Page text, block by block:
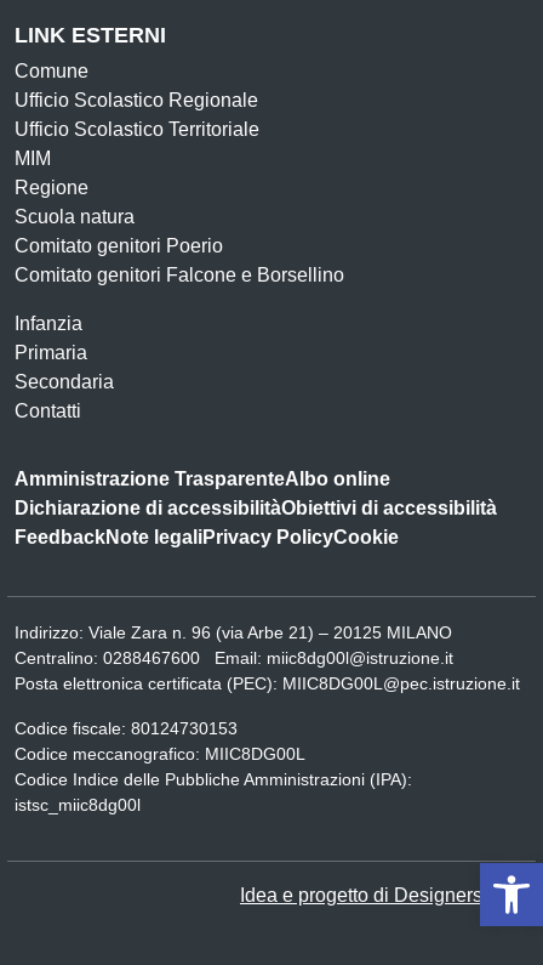
LINK ESTERNI
Comune
Ufficio Scolastico Regionale
Ufficio Scolastico Territoriale
MIM
Regione
Scuola natura
Comitato genitori Poerio
Comitato genitori Falcone e Borsellino
Infanzia
Primaria
Secondaria
Contatti
Amministrazione TrasparenteAlbo online
Dichiarazione di accessibilitàObiettivi di accessibilità
FeedbackNote legaliPrivacy PolicyCookie
Indirizzo: Viale Zara n. 96 (via Arbe 21) – 20125 MILANO
Centralino: 0288467600 Email: miic8dg00l@istruzione.it
Posta elettronica certificata (PEC): MIIC8DG00L@pec.istruzione.it
Codice fiscale: 80124730153
Codice meccanografico: MIIC8DG00L
Codice Indice delle Pubbliche Amministrazioni (IPA):
istsc_miic8dg00l
Idea e progetto di Designers Italia